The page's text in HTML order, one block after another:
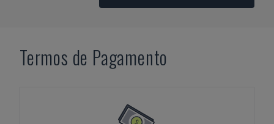
Termos de Pagamento